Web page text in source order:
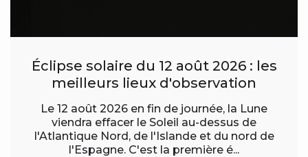
Éclipse solaire du 12 août 2026 : les
meilleurs lieux d'observation
Le 12 août 2026 en fin de journée, la Lune
viendra effacer le Soleil au-dessus de
l'Atlantique Nord, de l'Islande et du nord de
l'Espagne. C'est la première é...